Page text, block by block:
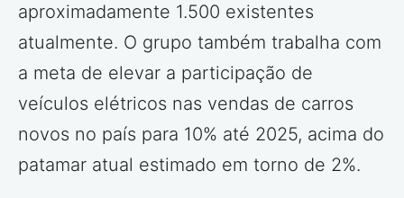
aproximadamente 1.500 existentes
atualmente. O grupo também trabalha com
a meta de elevar a participação de
veículos elétricos nas vendas de carros
novos no país para 10% até 2025, acima do
patamar atual estimado em torno de 2%.